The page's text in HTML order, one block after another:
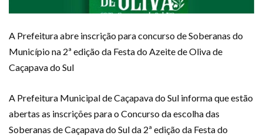
A Prefeitura abre inscrição para concurso de Soberanas do
Município na 2ª edição da Festa do Azeite de Oliva de
Caçapava do Sul
A Prefeitura Municipal de Caçapava do Sul informa que estão
abertas as inscrições para o Concurso da escolha das
Soberanas de Caçapava do Sul da 2ª edição da Festa do